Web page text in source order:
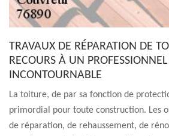
TRAVAUX DE RÉPARATION DE
RECOURS À UN PROFESSIONNEL
INCONTOURNABLE
La toiture, de par sa fonction de
primordial pour toute construction. Les
de réparation, de rehaussement, de